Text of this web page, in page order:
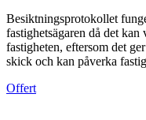
Besiktningsprotokollet
fastighetsägaren då det
fastigheten, eftersom det
skick och kan påverka
Offert